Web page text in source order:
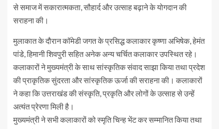
से समाज में सकारात्मकता, सौहार्द और उत्साह बढ़ाने के योगदान की
सराहना की।
मुलाकात के दौरान कॉमेडी जगत के प्रसिद्ध कलाकार कृष्णा अभिषेक, हेमंत
पांडे, हिमानी शिवपुरी सहित अनेक अन्य चर्चित कलाकार उपस्थित रहे।
कलाकारों ने मुख्यमंत्री के साथ सांस्कृतिक संवाद साझा किया तथा प्रदेश
की प्राकृतिक सुंदरता और सांस्कृतिक ऊर्जा की सराहना की। कलाकारों
ने कहा कि उत्तराखंड की संस्कृति, प्रकृति और लोगों के उत्साह से उन्हें
अत्यंत प्रेरणा मिली है।
मुख्यमंत्री ने सभी कलाकारों को स्मृति चिन्ह भेंट कर सम्मानित किया तथा